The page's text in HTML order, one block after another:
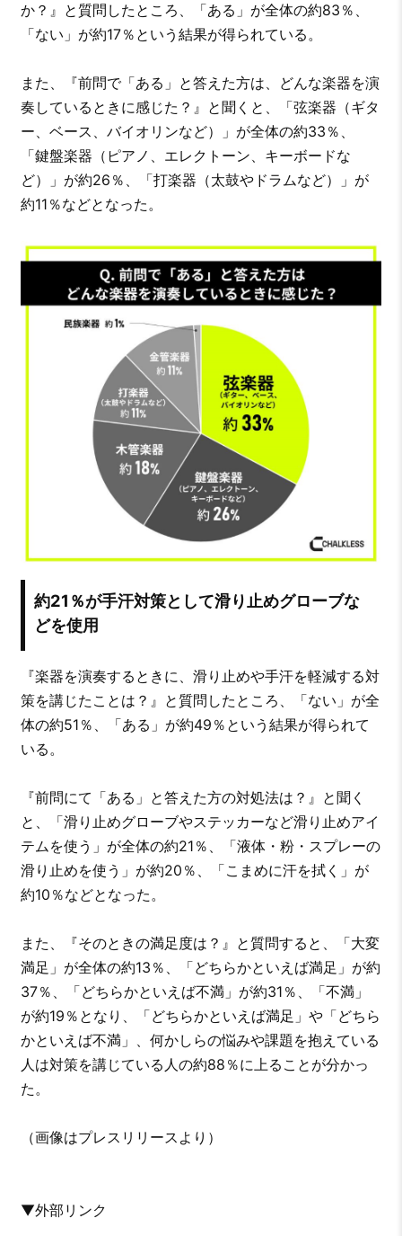
か？』と質問したところ、「ある」が全体の約83％、
「ない」が約17％という結果が得られている。
また、『前問で「ある」と答えた方は、どんな楽器を演
奏しているときに感じた？』と聞くと、「弦楽器（ギタ
ー、ベース、バイオリンなど）」が全体の約33％、
「鍵盤楽器（ピアノ、エレクトーン、キーボードな
ど）」が約26％、「打楽器（太鼓やドラムなど）」が
約11％などとなった。
約21％が手汗対策として滑り止めグローブな
どを使用
『楽器を演奏するときに、滑り止めや手汗を軽減する対
策を講じたことは？』と質問したところ、「ない」が全
体の約51％、「ある」が約49％という結果が得られて
いる。
『前問にて「ある」と答えた方の対処法は？』と聞く
と、「滑り止めグローブやステッカーなど滑り止めアイ
テムを使う」が全体の約21％、「液体・粉・スプレーの
滑り止めを使う」が約20％、「こまめに汗を拭く」が
約10％などとなった。
また、『そのときの満足度は？』と質問すると、「大変
満足」が全体の約13％、「どちらかといえば満足」が約
37％、「どちらかといえば不満」が約31％、「不満」
が約19％となり、「どちらかといえば満足」や「どちら
かといえば不満」、何かしらの悩みや課題を抱えている
人は対策を講じている人の約88％に上ることが分かっ
た。
（画像はプレスリリースより）
▼外部リンク